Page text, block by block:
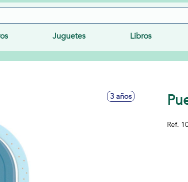
Juguetes Libros
3 años
Ref.